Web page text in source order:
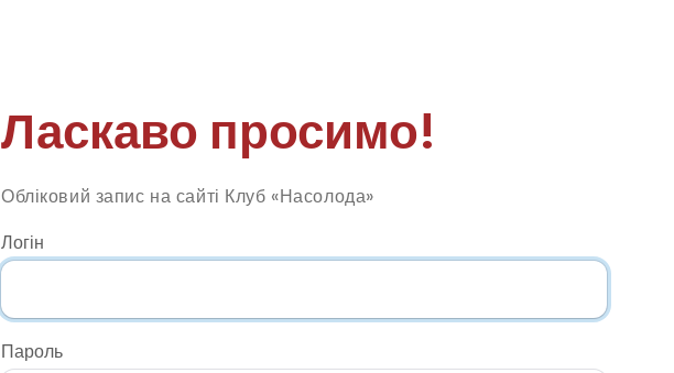
Ласкаво просимо!
Обліковий запис на сайті Клуб «Насолода»
Логін
Пароль